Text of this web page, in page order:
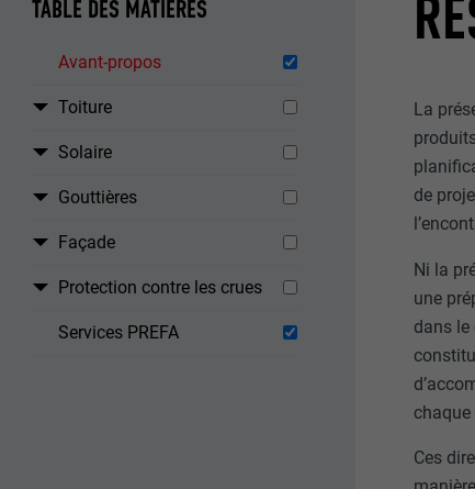
TABLE DES MATIÈRES
Avant-propos
Toiture
Solaire
Gouttières
Façade
Protection contre les crues
Services PREFA
La
de
Ni la
une
dans le
Ces